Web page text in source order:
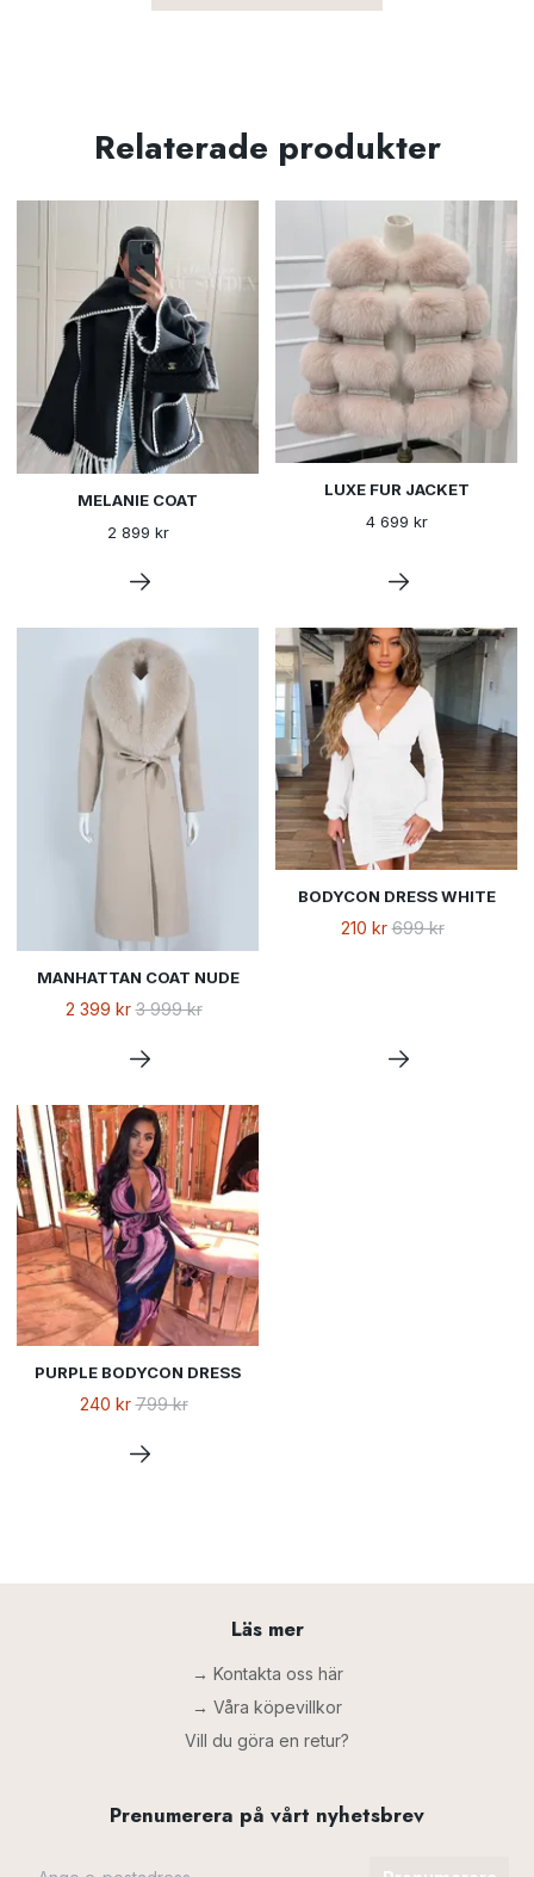
Relaterade produkter
MELANIE COAT
2 899 kr
LUXE FUR JACKET
4 699 kr
MANHATTAN COAT NUDE
2 399 kr 3 999 kr
BODYCON DRESS WHITE
210 kr 699 kr
PURPLE BODYCON DRESS
240 kr 799 kr
Läs mer
→ Kontakta oss här
→ Våra köpevillkor
Vill du göra en retur?
Prenumerera på vårt nyhetsbrev